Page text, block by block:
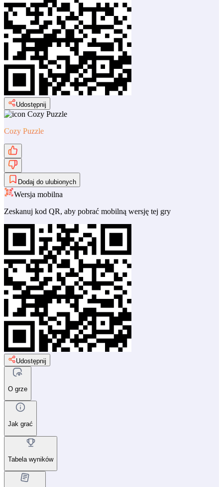
Udostępnij
Cozy Puzzle
Dodaj do ulubionych
Wersja mobilna
Zeskanuj kod QR, aby pobrać mobilną wersję tej gry
Udostępnij
O grze
Jak grać
Tabela wyników